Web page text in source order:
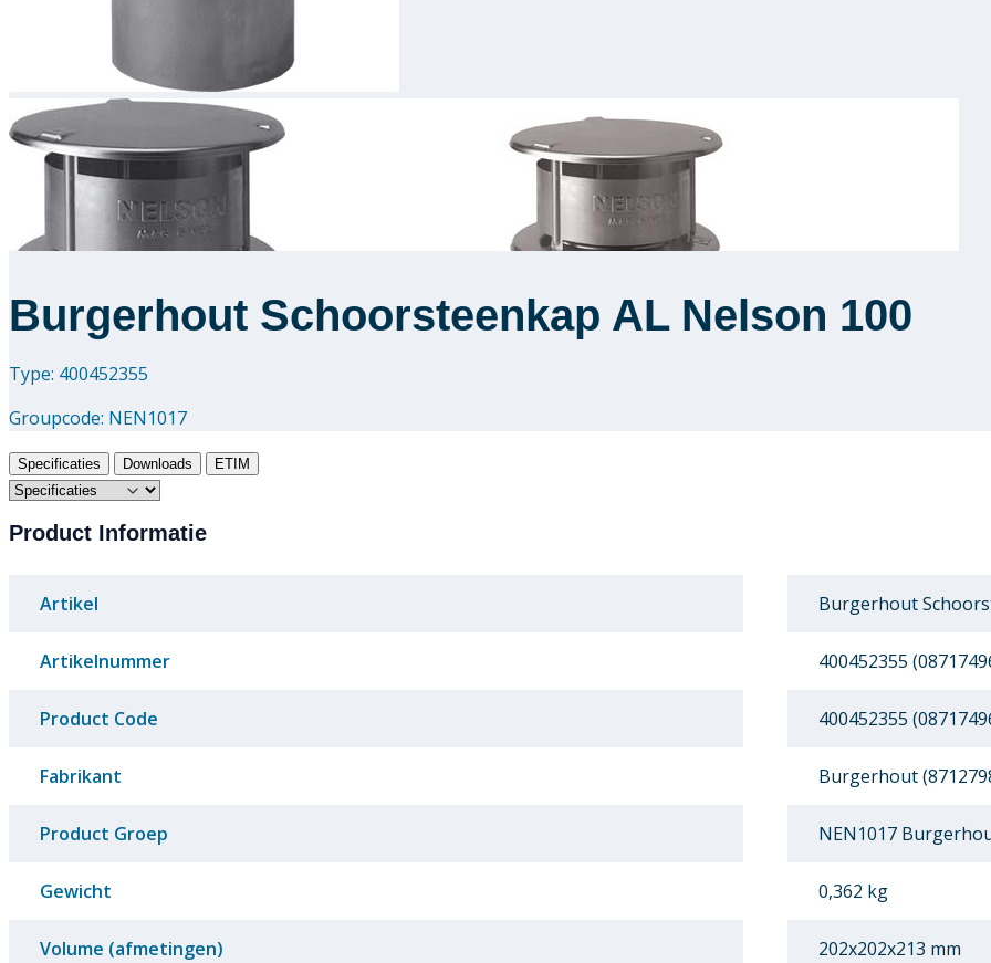
Burgerhout Schoorsteenkap AL Nelson 100
Type: 400452355
Groupcode: NEN1017
Specificaties Downloads ETIM
Product Informatie
Artikel Burgerhout
Artikelnummer 400452355
Product Code 400452355
Fabrikant Burgerhout
Product Groep NEN1017
Gewicht 0,362 kg
Volume (afmetingen) 202x202x213 mm